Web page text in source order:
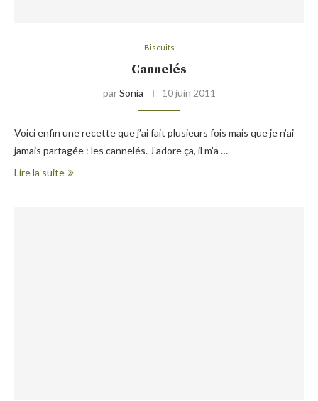
Biscuits
Cannelés
parSonia 10 juin 2011
Voici enfin une recette que j’ai fait plusieurs fois mais que je n’ai
jamais partagée : les cannelés. J’adore ça, il m’a …
Lire la suite